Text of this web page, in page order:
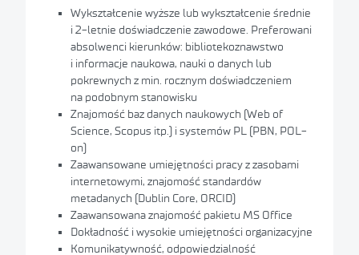
Wykształcenie wyższe lub wykształcenie średnie
i 2-letnie doświadczenie zawodowe. Preferowani
absolwenci kierunków: bibliotekoznawstwo
i informacje naukowa, nauki o danych lub
pokrewnych z min. rocznym doświadczeniem
na podobnym stanowisku
Znajomość baz danych naukowych (Web of
Science, Scopus itp.) i systemów PL (PBN, POL-
on)
Zaawansowane umiejętności pracy z zasobami
internetowymi, znajomość standardów
metadanych (Dublin Core, ORCID)
Zaawansowana znajomość pakietu MS Office
Dokładność i wysokie umiejętności organizacyjne
Komunikatywność, odpowiedzialność